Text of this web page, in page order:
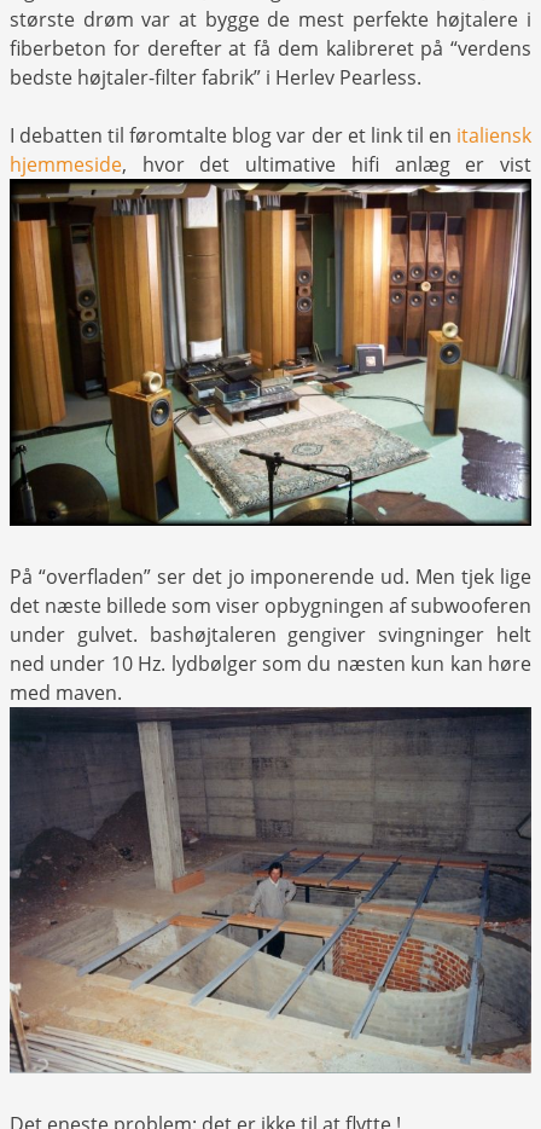
største drøm var at bygge de mest perfekte højtalere i
fiberbeton for derefter at få dem kalibreret på “verdens
bedste højtaler-filter fabrik” i Herlev Pearless.
I debatten til føromtalte blog var der et link til en italiensk
hjemmeside, hvor det ultimative hifi anlæg er vist
På “overfladen” ser det jo imponerende ud. Men tjek lige
det næste billede som viser opbygningen af subwooferen
under gulvet. bashøjtaleren gengiver svingninger helt
ned under 10 Hz. lydbølger som du næsten kun kan høre
med maven.